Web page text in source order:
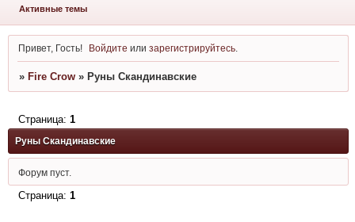
Активные темы
Привет, Гость! Войдите илизарегистрируйтесь
» Fire Crow » Руны Скандинавские
Руны Скандинавские
Страница: 1
Форум пуст.
Страница: 1